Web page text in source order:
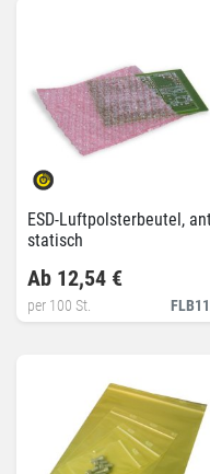
ESD-Luftpolsterbeutel,
statisch
Ab 12,54 €
per 100 St.